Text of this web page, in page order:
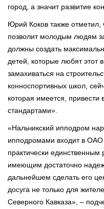
город, а значит развитие
Юрий Коков также отметил,
позволит молодым людям
должны создать
детей, которые любят этот
замахиваться на
конноспортивных школ,
которая имеется, привести
стандартами».
«Нальчикский ипподром
ипподромами входит в
практически
имеющим достаточно
дальнейшем сделать его
досуга не только для
Северного Кавказа», –